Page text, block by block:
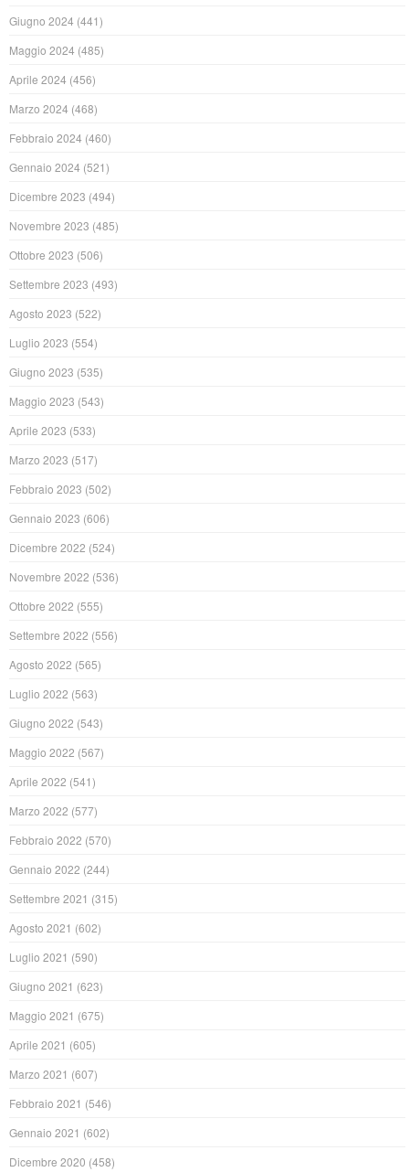
Giugno 2024 (441)
Maggio 2024 (485)
Aprile 2024 (456)
Marzo 2024 (468)
Febbraio 2024 (460)
Gennaio 2024 (521)
Dicembre 2023 (494)
Novembre 2023 (485)
Ottobre 2023 (506)
Settembre 2023 (493)
Agosto 2023 (522)
Luglio 2023 (554)
Giugno 2023 (535)
Maggio 2023 (543)
Aprile 2023 (533)
Marzo 2023 (517)
Febbraio 2023 (502)
Gennaio 2023 (606)
Dicembre 2022 (524)
Novembre 2022 (536)
Ottobre 2022 (555)
Settembre 2022 (556)
Agosto 2022 (565)
Luglio 2022 (563)
Giugno 2022 (543)
Maggio 2022 (567)
Aprile 2022 (541)
Marzo 2022 (577)
Febbraio 2022 (570)
Gennaio 2022 (244)
Settembre 2021 (315)
Agosto 2021 (602)
Luglio 2021 (590)
Giugno 2021 (623)
Maggio 2021 (675)
Aprile 2021 (605)
Marzo 2021 (607)
Febbraio 2021 (546)
Gennaio 2021 (602)
Dicembre 2020 (458)